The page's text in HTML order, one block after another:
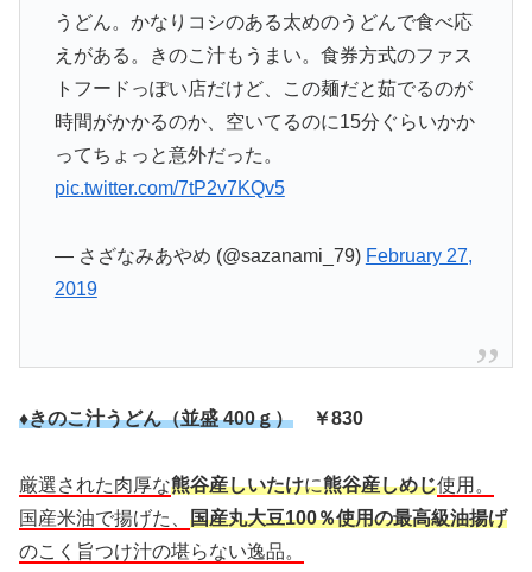
うどん。かなりコシのある太めのうどんで食べ応
えがある。きのこ汁もうまい。食券方式のファス
トフードっぽい店だけど、この麺だと茹でるのが
時間がかかるのか、空いてるのに15分ぐらいかか
ってちょっと意外だった。
pic.twitter.com/7tP2v7KQv5
— さざなみあやめ (@sazanami_79) February 27,
2019
♦きのこ汁うどん（並盛 400ｇ） ￥830
厳選された肉厚な熊谷産しいたけに熊谷産しめじ使用。
国産米油で揚げた、 国産丸大豆100％使用の最高級油揚げ
のこく旨つけ汁の堪らない逸品。